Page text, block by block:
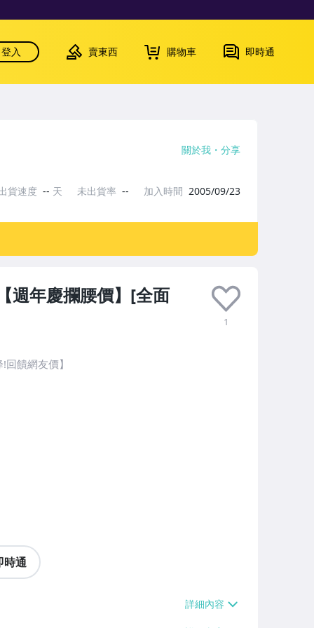
登入 賣東西 購物車 即時通
週年慶攔腰價】[全面
1
饋網友價】
時通
關於我 分享
貨速度 -- 天 未出貨率 -- 加入時間 2005/09/23